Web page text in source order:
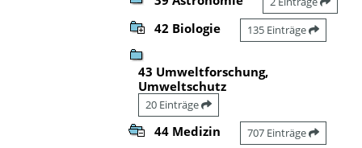
42 Biologie 135 Einträge
43 Umweltforschung,
Umweltschutz
20 Einträge
44 Medizin 707 Einträge